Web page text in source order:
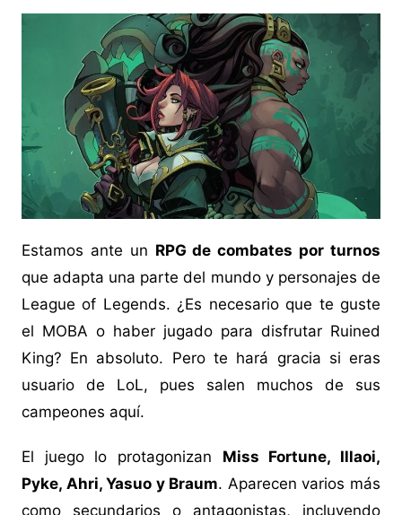
Estamos ante un RPG de combates por turnos
que adapta una parte del mundo y personajes de
League of Legends. ¿Es necesario que te guste
el MOBA o haber jugado para disfrutar Ruined
King? En absoluto. Pero te hará gracia si eras
usuario de LoL, pues salen muchos de sus
campeones aquí.
El juego lo protagonizan Miss Fortune, Illaoi,
Pyke, Ahri, Yasuo y Braum. Aparecen varios más
como secundarios o antagonistas, incluyendo